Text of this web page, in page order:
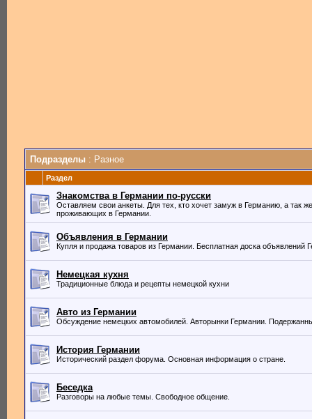
Подразделы : Разное
Раздел
Знакомства в Германии по-русски
Оставляем свои анкеты. Для тех, кто хочет замуж в Германию, а так
проживающих в Германии.
Объявления в Германии
Купля и продажа товаров из Германии. Бесплатная доска объявлений
Немецкая кухня
Традиционные блюда и рецепты немецкой кухни
Авто из Германии
Обсуждение немецких автомобилей. Авторынки Германии.
История Германии
Исторический раздел форума. Основная информация о стране.
Беседка
Разговоры на любые темы. Свободное общение.